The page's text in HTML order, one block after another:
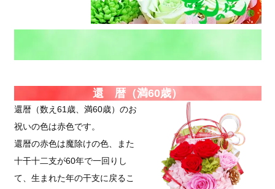
還 暦（満60歳）
還暦（数え61歳、満60歳）のお
祝いの色は赤色です。
還暦の赤色は魔除けの色、また
十干十二支が60年で一回りし
て、生まれた年の干支に戻るこ